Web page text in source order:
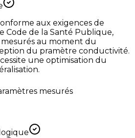
aux exigences de
Code de la Santé Publique,
au moment du
du pramètre conductivité.
une optimisation du
mesurés